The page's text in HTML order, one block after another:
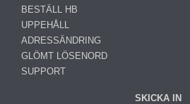
BESTÄLL HB
UPPEHÅLL
ADRESSÄNDRING
GLÖMT LÖSENORD
SUPPORT
SKICKA IN